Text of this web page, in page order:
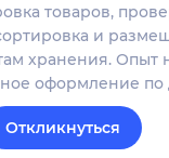
товаров,
и
хранения. Опыт
оформление по
Откликнуться